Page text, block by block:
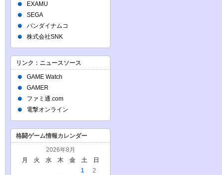
EXAMU
SEGA
バンダイナムコ
株式会社SNK
リンク：ニュースソース
GAME Watch
GAMER
ファミ通.com
電撃オンライン
格闘ゲーム情報カレンダー
2026年8月
月
火 水 木 金 土 日
1
2